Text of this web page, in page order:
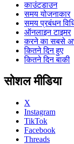
काउंटडाउन
समय योजनाकार
समय प्रबंधन
ऑनलाइन टाइमर
करने का सबसे
कितने दिन हुए
कितने दिन बाकी
सोशल मीडिया
X
Instagram
TikTok
Facebook
Threads